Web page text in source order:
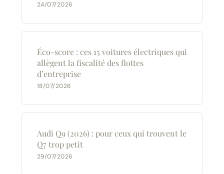
24/07/2026
Éco-score : ces 15 voitures électriques qui
allègent la fiscalité des flottes
d’entreprise
18/07/2026
Audi Q9 (2026) : pour ceux qui trouvent le
Q7 trop petit
29/07/2026